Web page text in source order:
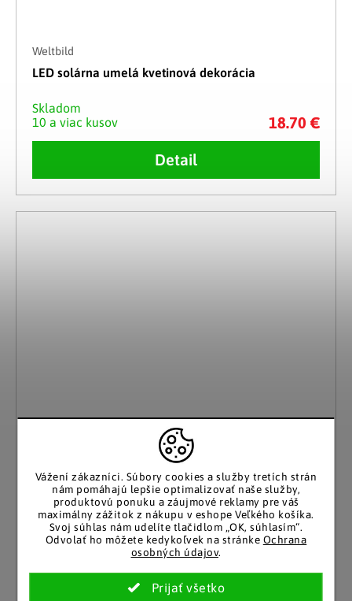
Vážení zákazníci. Súbory cookies a služby tretích strán
nám pomáhajú lepšie optimalizovať naše služby,
produktovú ponuku a záujmové reklamy pre váš
maximálny zážitok z nákupu v eshope Veľkého košíka.
Svoj súhlas nám udelíte tlačidlom „OK, súhlasím“.
Odvolať ho môžete kedykoľvek na stránke Ochrana
osobných údajov.
Weltbild
LED solárna umelá kvetinová dekorácia
Skladom
10 a viac kusov
18.70 €
Detail
LED sviečky v skle Meadow Flower, sada 3 ks